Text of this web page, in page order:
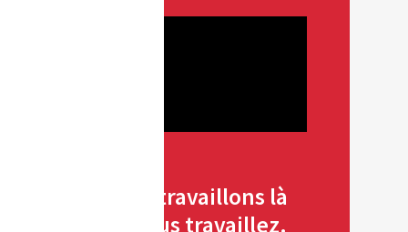
Nous travaillons là
où vous travaillez.